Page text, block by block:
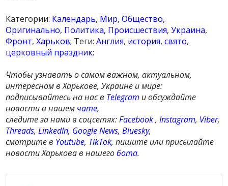
Категории: Календарь, Мир,Общество,
Оригинально, Политика, Происшествия,Украина,
Фронт,Харьков; Теги:Англия, история,свято,
церковный праздник;
Чтобы узнавать о самом важном, актуальном,
интересном в Харькове, Украине и мире:
подписывайтесь на нас в Telegram и обсуждайте
новости в нашем чате,
следите за нами в соцсетях:Facebook,Instagram, Viber,
Threads,LinkedIn, Google News,Bluesky,
смотрите в Youtube, TikTok, пишите или присылайте
новости Харькова в нашегобота.